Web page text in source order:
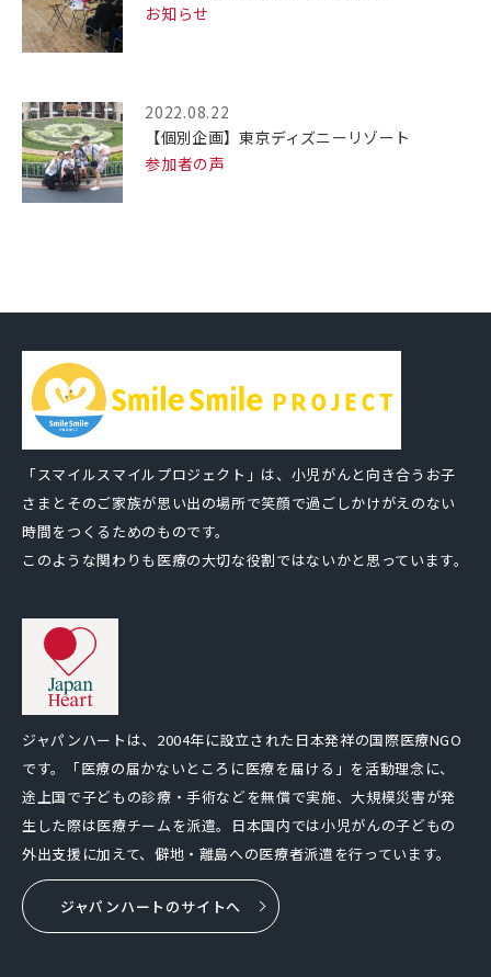
お知らせ
2022.08.22
【個別企画】東京ディズニーリゾート
参加者の声
「スマイルスマイルプロジェクト」は、小児がんと向き合うお子
さまとそのご家族が思い出の場所で笑顔で過ごしかけがえのない
時間をつくるためのものです。
このような関わりも医療の大切な役割ではないかと思っています。
ジャパンハートは、2004年に設立された日本発祥の国際医療NGO
です。「医療の届かないところに医療を届ける」を活動理念に、
途上国で子どもの診療・手術などを無償で実施、大規模災害が発
生した際は医療チームを派遣。日本国内では小児がんの子どもの
外出支援に加えて、僻地・離島への医療者派遣を行っています。
ジャパンハートのサイトへ